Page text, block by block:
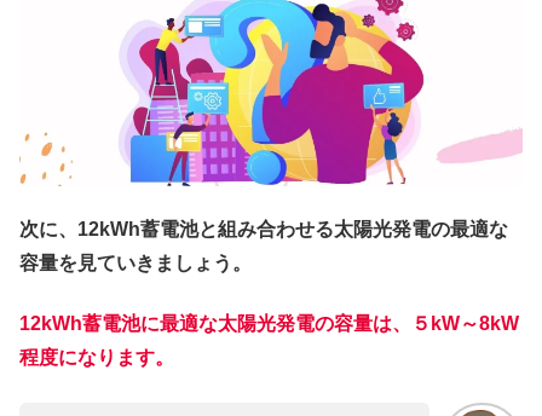
次に、12kWh蓄電池と組み合わせる太陽光発電の最適な
容量を見ていきましょう。
12kWh蓄電池に最適な太陽光発電の容量は、５kW～8kW
程度になります。